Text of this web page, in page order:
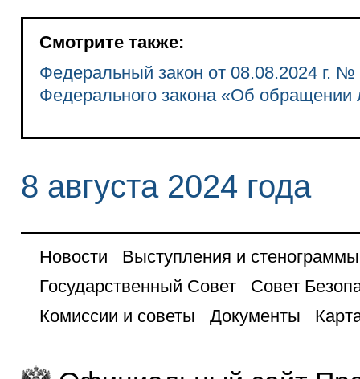
Смотрите также:
Федеральный закон от 08.08.2024 г.
Федерального закона «Об обращении
8 августа 2024 года
Новости
Выступления и стенограммы
Государственный Совет
Совет
Комиссии и советы
Документы